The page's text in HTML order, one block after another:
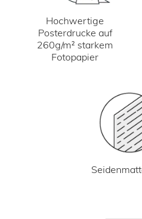
Hochwertige
Posterdrucke auf
260g/m² starkem
Fotopapier